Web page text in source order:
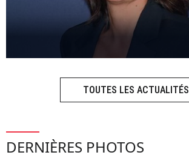
TOUTES LES ACTUALITÉS
DERNIÈRES PHOTOS